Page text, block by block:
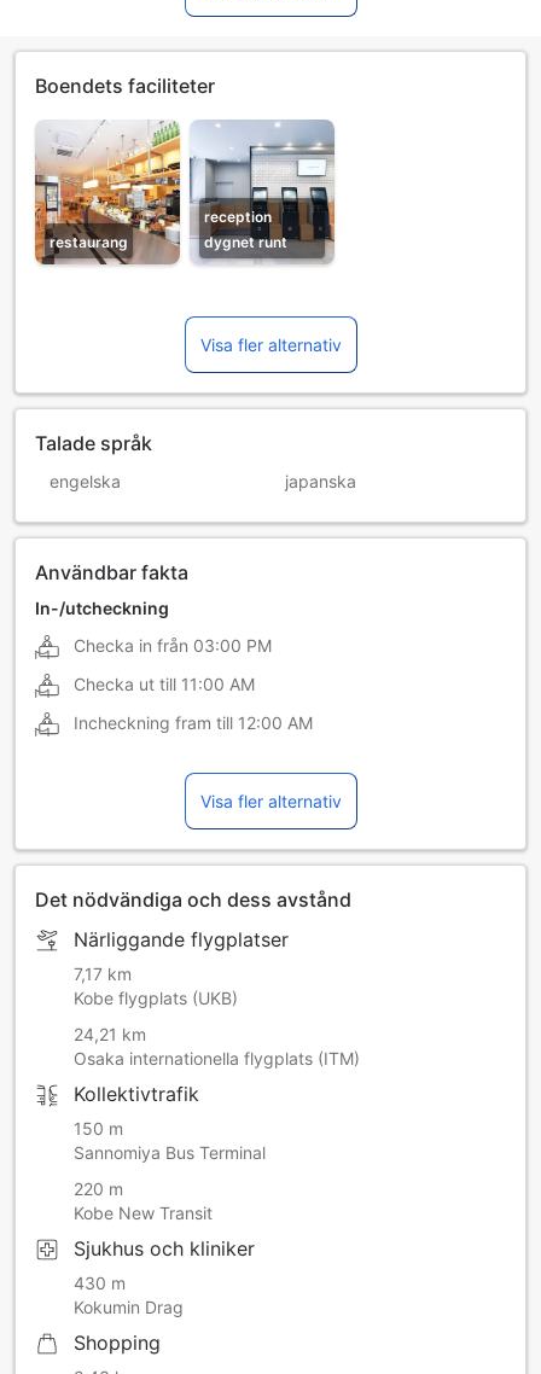
Boendets faciliteter
restaurang
reception
dygnet runt
Visa fler alternativ
Talade språk
engelska japanska
Användbar fakta
In-/utcheckning
Checka in från 03:00 PM
Checka ut till 11:00 AM
Incheckning fram till 12:00 AM
Visa fler alternativ
Det nödvändiga och dess avstånd
Närliggande flygplatser
7,17 km
Kobe flygplats (UKB)
24,21 km
Osaka internationella flygplats (ITM)
Kollektivtrafik
150 m
Sannomiya Bus Terminal
220 m
Kobe New Transit
Sjukhus och kliniker
430 m
Kokumin Drag
Shopping